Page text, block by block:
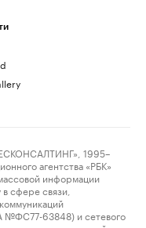
1995–
агентства «РБК»
информации
сфере связи,
№ФС77-63848) и сетевого